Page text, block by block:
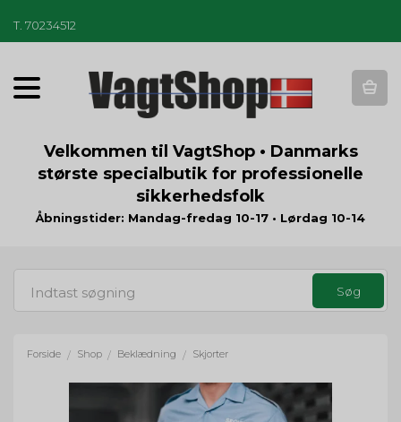
T 70234512
T
o
g
a
t
o
Velkommen til VagtShop • Danmarks
største specialbutik for professionelle
sikkerhedsfolk
Åbningstider: Mandag-fredag 10-17 • Lørdag 10-14
Forside / Shop / Beklædning / Skjorter